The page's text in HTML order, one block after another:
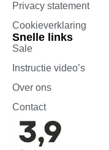
Privacy statement
Cookieverklaring
Snelle links
Sale
Instructie video’s
Over ons
Contact